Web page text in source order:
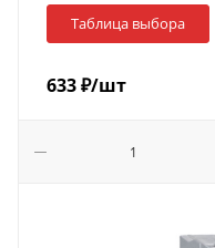
Таблица выбора
633₽/шт